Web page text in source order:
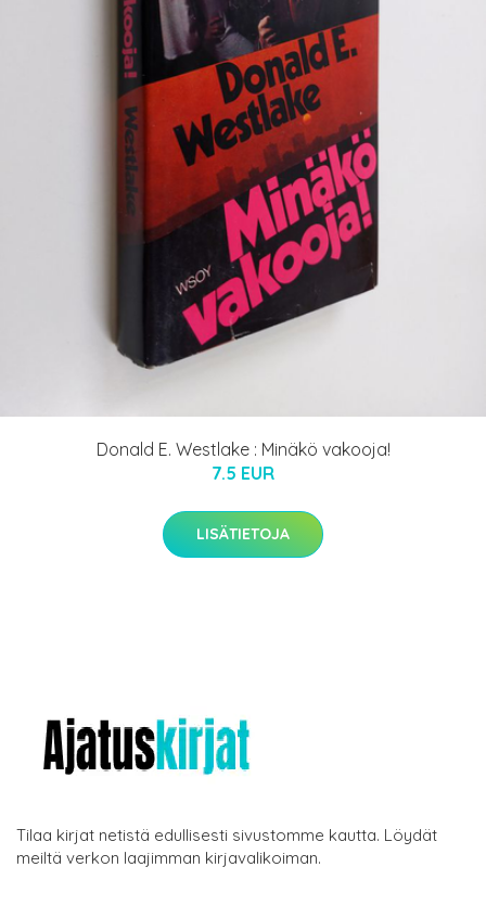
Donald E. Westlake : Minäkö vakooja!
7.5 EUR
LISÄTIETOJA
Tilaa kirjat netistä edullisesti sivustomme kautta. Löydät
meiltä verkon laajimman kirjavalikoiman.